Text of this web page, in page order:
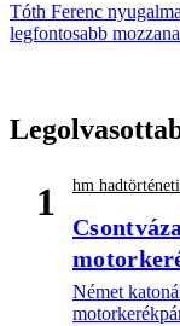
Tóth Ferenc
legfontosabb
1 hm
Német